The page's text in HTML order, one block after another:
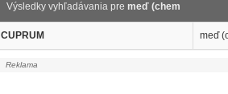
Výsledky vyhľadávania pre meď (chem
CUPRUM meď